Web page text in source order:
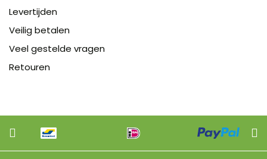
Levertijden
Veilig betalen
Veel gestelde vragen
Retouren